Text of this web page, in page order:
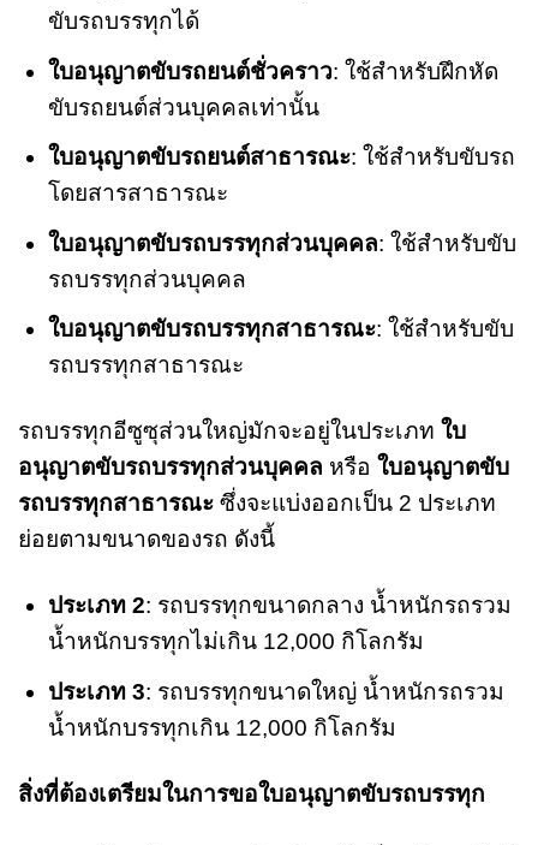
ขับรถบรรทุกได้
ใบอนุญาตขับรถยนต์ชั่วคราว: ใช้สำหรับฝึกหัด
ขับรถยนต์ส่วนบุคคลเท่านั้น
ใบอนุญาตขับรถยนต์สาธารณะ: ใช้สำหรับขับรถ
โดยสารสาธารณะ
ใบอนุญาตขับรถบรรทุกส่วนบุคคล: ใช้สำหรับขับ
รถบรรทุกส่วนบุคคล
ใบอนุญาตขับรถบรรทุกสาธารณะ: ใช้สำหรับขับ
รถบรรทุกสาธารณะ
รถบรรทุกอีซูซุส่วนใหญ่มักจะอยู่ในประเภท ใบ
อนุญาตขับรถบรรทุกส่วนบุคคล หรือ ใบอนุญาตขับ
รถบรรทุกสาธารณะ ซึ่งจะแบ่งออกเป็น 2 ประเภท
ย่อยตามขนาดของรถ ดังนี้
ประเภท 2: รถบรรทุกขนาดกลาง น้ำหนักรถรวม
น้ำหนักบรรทุกไม่เกิน 12,000 กิโลกรัม
ประเภท 3: รถบรรทุกขนาดใหญ่ น้ำหนักรถรวม
น้ำหนักบรรทุกเกิน 12,000 กิโลกรัม
สิ่งที่ต้องเตรียมในการขอใบอนุญาตขับรถบรรทุก